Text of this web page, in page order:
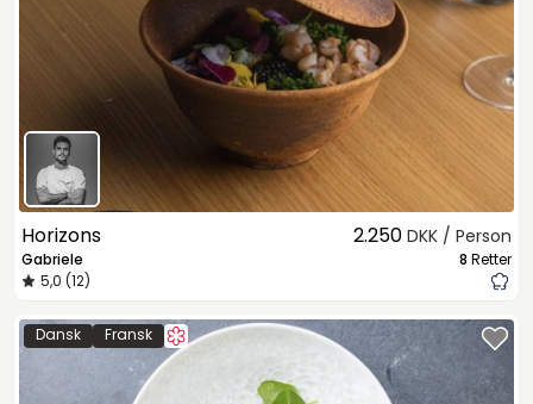
Horizons
Gabriele
5,0 (12)
2.250 DKK / Person
8 Retter
Dansk Fransk